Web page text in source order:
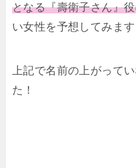
となる『壽衛子さん』
い女性を予想してみます
上記で名前の上がって
た！